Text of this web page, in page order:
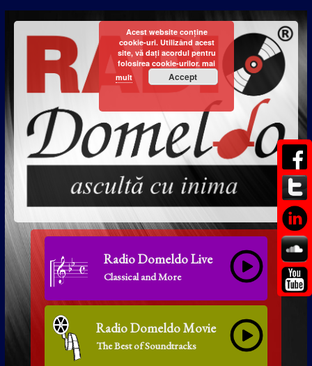
Radio Domeldo Live
Classical and More
Radio Domeldo Movie
The Best of Soundtracks
Acest website conține
cookie-uri. Utilizând acest
site, vă dați acordul pentru
folosirea cookie-urilor. mai
mult
Accept